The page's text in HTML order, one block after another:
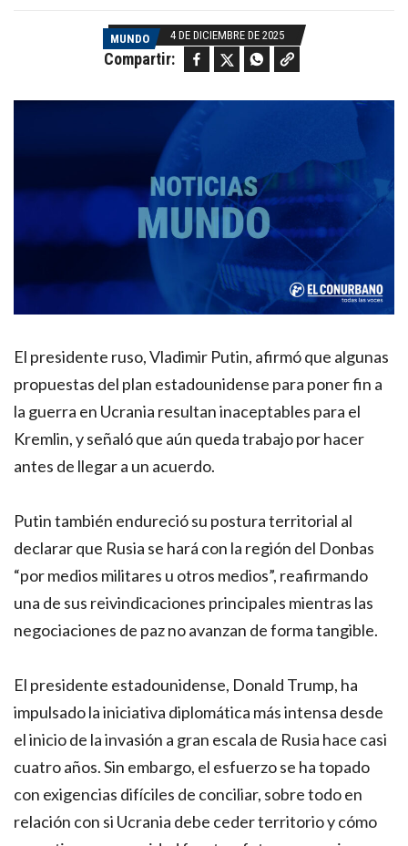
MUNDO 4 DE DICIEMBRE DE 2025
Compartir: Facebook Twitter WhatsApp Copy link
El presidente ruso, Vladimir Putin, afirmó que algunas
propuestas del plan estadounidense para poner fin a
la guerra en Ucrania resultan inaceptables para el
Kremlin, y señaló que aún queda trabajo por hacer
antes de llegar a un acuerdo.
Putin también endureció su postura territorial al
declarar que Rusia se hará con la región del Donbas
“por medios militares u otros medios”, reafirmando
una de sus reivindicaciones principales mientras las
negociaciones de paz no avanzan de forma tangible.
El presidente estadounidense, Donald Trump, ha
impulsado la iniciativa diplomática más intensa desde
el inicio de la invasión a gran escala de Rusia hace casi
cuatro años. Sin embargo, el esfuerzo se ha topado
con exigencias difíciles de conciliar, sobre todo en
relación con si Ucrania debe ceder territorio y cómo